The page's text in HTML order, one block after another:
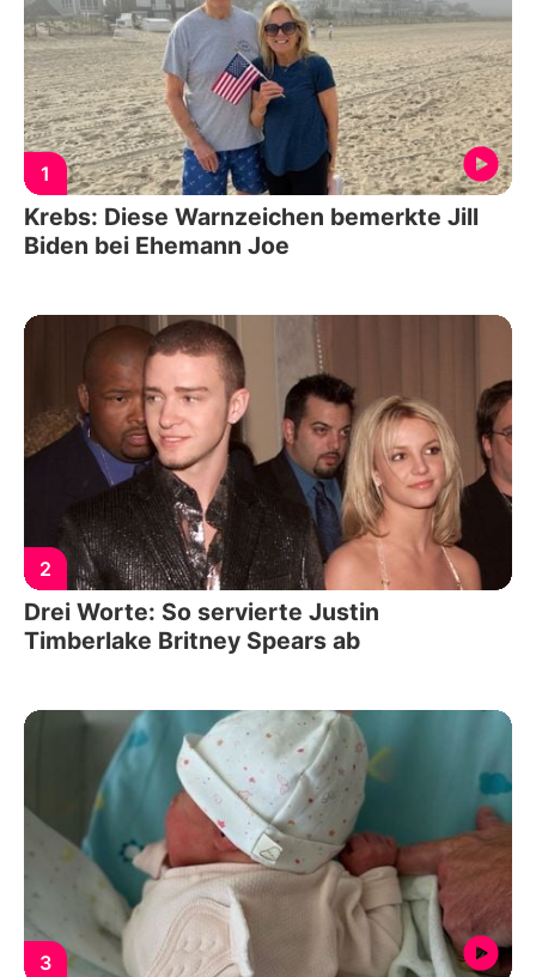
1
Krebs: Diese Warnzeichen bemerkte Jill
Biden bei Ehemann Joe
2
Drei Worte: So servierte Justin
Timberlake Britney Spears ab
3